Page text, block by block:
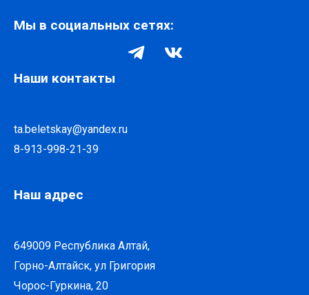
Мы в социальных сетях:
Наши контакты
ta.beletskay@yandex.ru
8-913-998-21-39
Наш адрес
649009 Республика Алтай,
Горно-Алтайск, ул Григория
Чорос-Гуркина, 20